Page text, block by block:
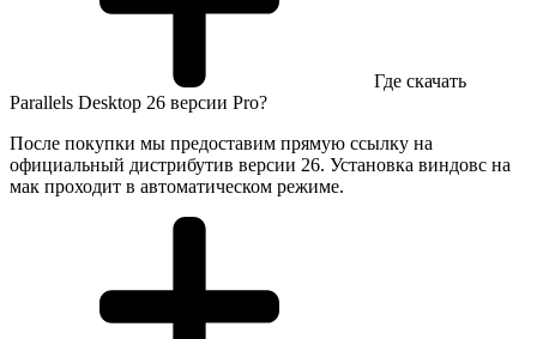
Где скачать
Parallels Desktop 26 версии Pro?
После покупки мы предоставим прямую ссылку на
официальный дистрибутив версии 26. Установка виндовс на
мак проходит в автоматическом режиме.